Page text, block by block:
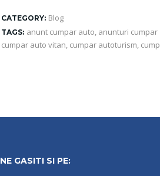
CATEGORY: Blog
TAGS: anunt cumpar auto, anunturi cumpar
cumpar auto vitan, cumpar autoturism,
NE GASITI SI PE: